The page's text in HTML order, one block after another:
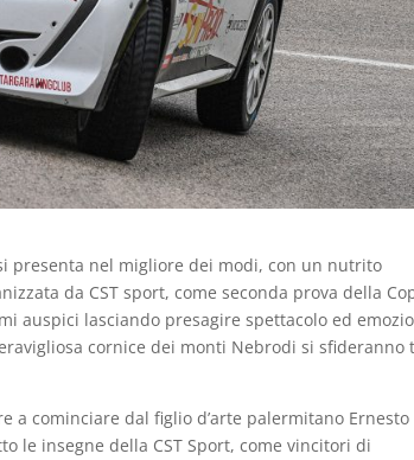
presenta nel migliore dei modi, con un nutrito
da CST sport, come seconda prova della
auspici lasciando presagire spettacolo ed
cornice dei monti Nebrodi si sfideranno
a cominciare dal figlio d’arte palermitano Ernesto
le insegne della CST Sport, come vincitori di